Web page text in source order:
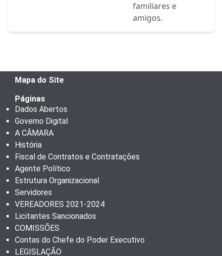
familiares e
amigos.
Mapa do Site
Páginas
Dados Abertos
Governo Digital
A CÂMARA
História
Fiscal de Contratos e Contratações
Agente Político
Estrutura Organizacional
Servidores
VEREADORES 2021-2024
Licitantes Sancionados
COMISSÕES
Contas do Chefe do Poder Executivo
LEGISLAÇÃO